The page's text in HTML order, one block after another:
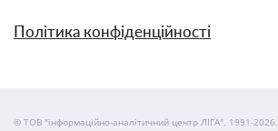
Політика конфіденційності
© ТОВ "інформаційно-аналітичний центр ЛІГА", 1991-2026.